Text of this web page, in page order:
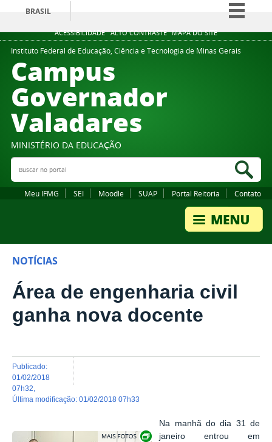
ACESSIBILIDADE ALTO CONTRASTE MAPA DO SITE
BRASIL
Simplifique!
Comunica BR
Instituto Federal de Educação, Ciência e Tecnologia de Minas Gerais
Campus
Governador
Valadares
MINISTÉRIO DA EDUCAÇÃO
Buscar no portal
Meu IFMG SEI Moodle SUAP Portal Reitoria Contato
NOTÍCIAS
Área de engenharia civil
ganha nova docente
publicado:
01/02/2018
07h32
última modificação: 01/02/2018 07h33
Exibir carrossel de imagens
Na manhã do dia 31 de
janeiro entrou em